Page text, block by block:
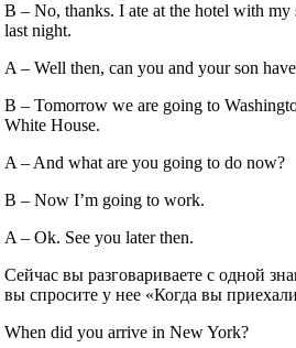
B – No, thanks. I ate at the hotel with
last night.
A – Well then, can you and your son
B – Tomorrow we are going to
White House.
A – And what are you going to do now?
B – Now I’m going to work.
A – Ok. See you later then.
Сейчас вы разговариваете с одной
вы спросите у нее «Когда вы
When did you arrive in New York?